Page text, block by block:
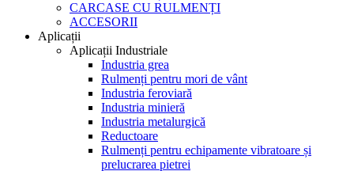
CARCASE CU RULMENȚI
ACCESORII
Aplicații
Aplicații Industriale
Industria grea
Rulmenți pentru mori de vânt
Industria feroviară
Industria minieră
Industria metalurgică
Reductoare
Rulmenți pentru echipamente vibratoare și
prelucrarea pietrei